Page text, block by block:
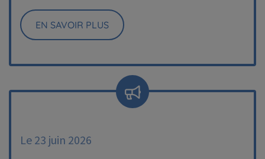
EN SAVOIR PLUS
Le 23 juin 2026